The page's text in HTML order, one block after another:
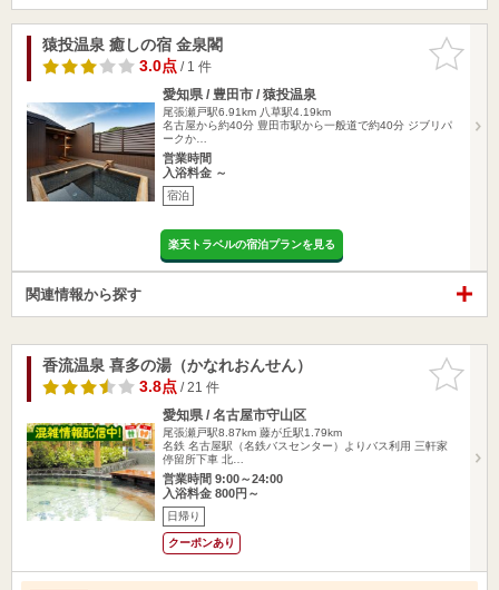
お気に入
りに追加
猿投温泉 癒しの宿 金泉閣
3.0点/ 1 件
愛知県 / 豊田市 / 猿投温泉
尾張瀬戸駅6.91km 八草駅4.19km
名古屋から約40分 豊田市駅から一般道で約40分 ジブリパ
ークか…
営業時間
入浴料金 ～
宿泊
楽天トラベルの宿泊プランを見る
関連情報から探す
お気に入
りに追加
香流温泉 喜多の湯（かなれおんせん）
3.8点/ 21 件
愛知県 / 名古屋市守山区
尾張瀬戸駅8.87km 藤が丘駅1.79km
名鉄 名古屋駅（名鉄バスセンター）よりバス利用 三軒家
停留所下車 北…
営業時間 9:00～24:00
入浴料金 800円～
日帰り
クーポンあり